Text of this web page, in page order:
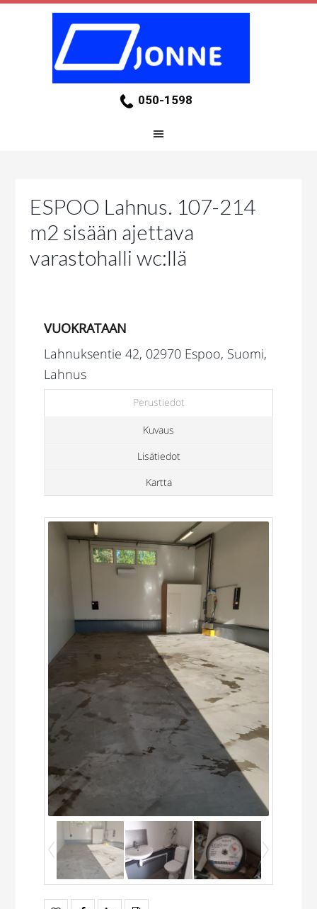
050-1598
ESPOO Lahnus. 107-214
m2 sisään ajettava
varastohalli wc:llä
VUOKRATAAN
Lahnuksentie 42, 02970 Espoo, Suomi,
Lahnus
Perustiedot
Kuvaus
Lisätiedot
Kartta